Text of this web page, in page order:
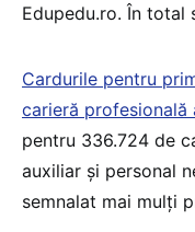
Edupedu.ro. În total
Cardurile pentru
carieră
pentru 336.724 de
auxiliar și personal
semnalat mai mulți